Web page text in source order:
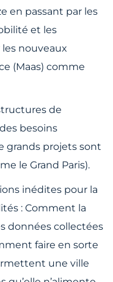
en passant par les
et les
les nouveaux
(Maas) comme
de
besoins
grands projets sont
le Grand Paris).
inédites pour la
: Comment la
données collectées
faire en sorte
une ville